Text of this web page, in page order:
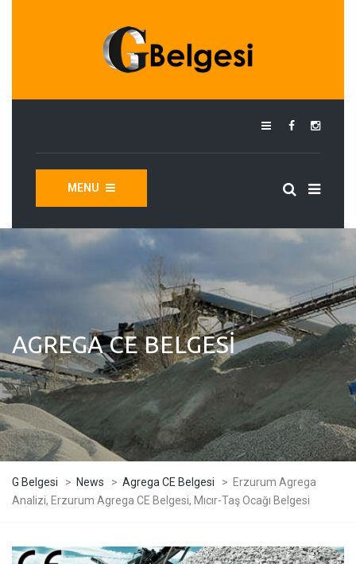
MENU
AGREGA CE BELGESI
G Belgesi > News > Agrega CE Belgesi > Erzurum Agrega
Analizi, Erzurum Agrega CE Belgesi, Mıcır-Taş Ocağı Belgesi